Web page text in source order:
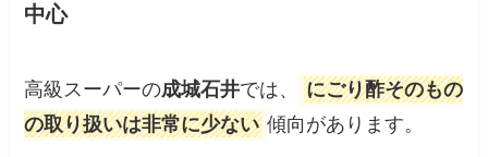
中心
高級スーパーの成城石井では、
にごり酢そのもの
の取り扱いは非常に少ない 傾向があります。